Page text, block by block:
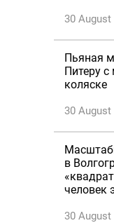
30 August
Пьяная
Питеру
коляске
30 August
в
человек
30 August